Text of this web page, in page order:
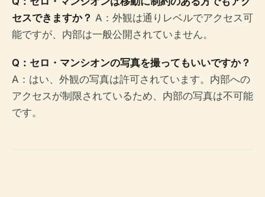
セスできますか？ A：外観は通りレベルでアクセス可
能ですが、内部は一般公開されていません。
Q：セロ・マンシオンの写真を撮ってもいいですか？
A：はい、外観の写真は許可されています。内部への
アクセスが制限されているため、内部の写真は不可能
です。